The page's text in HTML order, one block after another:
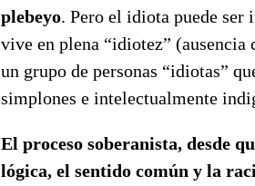
plebeyo. Pero el idiota puede ser
vive en plena “idiotez”
un grupo de personas “idiotas”
simplones e intelectualmente
El proceso soberanista, desde
lógica, el sentido común y la